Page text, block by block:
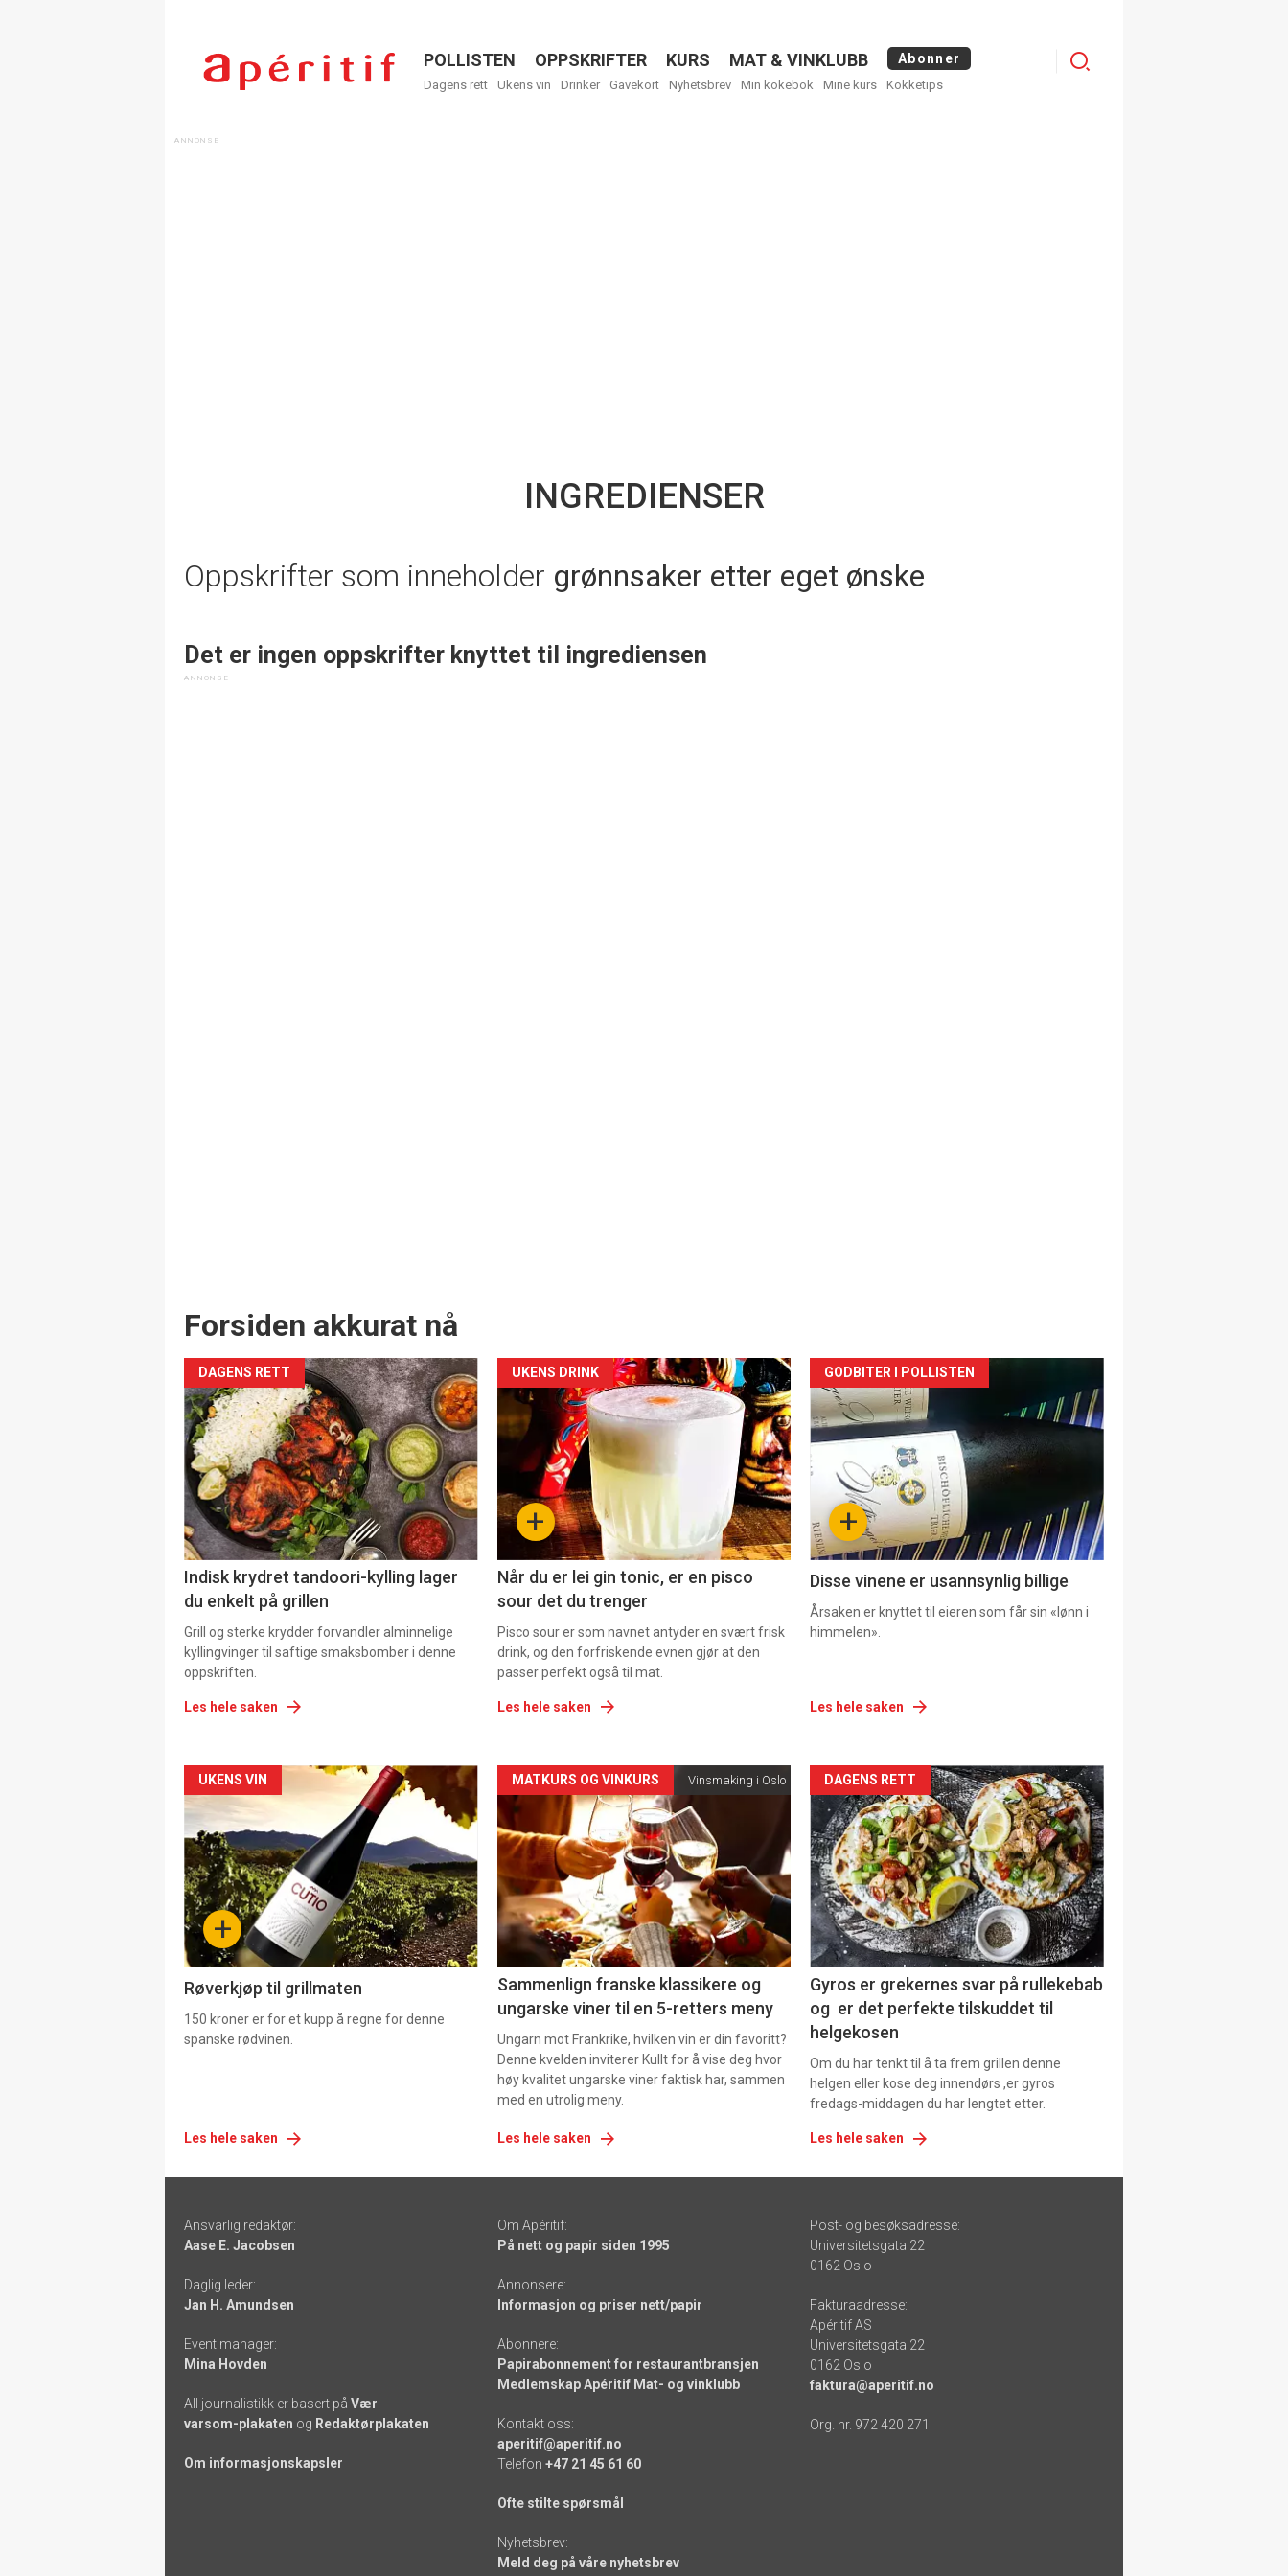
Menu
POLLISTEN OPPSKRIFTER KURS MAT & VINKLUBB Abonner
Dagens rett Ukens vin Drinker Gavekort Nyhetsbrev Min kokebok Mine kurs Kokketips
Logg
INGREDIENSER
Oppskrifter som inneholder grønnsaker etter eget ønske
Det er ingen oppskrifter knyttet til ingrediensen
Forsiden akkurat nå
DAGENS RETT
Indisk krydret tandoori-kylling lager
du enkelt på grillen
Grill og sterke krydder forvandler alminnelige
kyllingvinger til saftige smaksbomber i denne
oppskriften.
Les hele saken
Forsiden
akkurat
nå
-
+
UKENS DRINK
Når du er lei gin tonic, er en pisco
sour det du trenger
Pisco sour er som navnet antyder en svært frisk
drink, og den forfriskende evnen gjør at den
passer perfekt også til mat.
Les hele saken
Forsiden
akkurat
nå
3 +
GODBITER I POLLISTEN
Disse vinene er usannsynlig billige
Årsaken er knyttet til eieren som får sin «lønn i
himmelen».
Les hele saken
Forsiden
akkurat
nå
-
4 +
UKENS VIN
Røverkjøp til grillmaten
150 kroner er for et kupp å regne for denne
spanske rødvinen.
Les hele saken
Forsiden
akkurat
nå
-
5
MATKURS OG VINKURS Vinsmaking i Oslo
Sammenlign franske klassikere og
ungarske viner til en 5-retters meny
Ungarn mot Frankrike, hvilken vin er din favoritt?
Denne kvelden inviterer Kullt for å vise deg hvor
høy kvalitet ungarske viner faktisk har, sammen
med en utrolig meny.
Les hele saken
Forsiden
akkurat
nå
-
6
DAGENS RETT
Gyros er grekernes svar på rullekebab
og er det perfekte tilskuddet til
helgekosen
Om du har tenkt til å ta frem grillen denne
helgen eller kose deg innendørs ,er gyros
fredags-middagen du har lengtet etter.
Les hele saken
-
links
Ansvarlig redaktør:
Aase E. Jacobsen
Daglig leder:
Jan H. Amundsen
Event manager:
Mina Hovden
All journalistikk er basert på Vær
varsom-plakaten og Redaktørplakaten
Om informasjonskapsler
Om Apéritif:
På nett og papir siden 1995
Annonsere:
Informasjon og priser nett/papir
Abonnere:
Papirabonnement for restaurantbransjen
Medlemskap Apéritif Mat- og vinklubb
Kontakt oss:
aperitif@aperitif.no
Telefon +47 21 45 61 60
Ofte stilte spørsmål
Nyhetsbrev:
Meld deg på våre nyhetsbrev
Post- og besøksadresse:
Universitetsgata 22
0162 Oslo
Fakturaadresse:
Apéritif AS
Universitetsgata 22
0162 Oslo
faktura@aperitif.no
Org. nr. 972 420 271